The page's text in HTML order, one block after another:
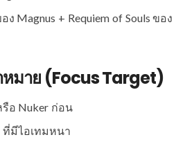
ง Magnus + Requiem of Souls ของ
หมาย (Focus Target)
รือ Nuker ก่อน
ที่มีไอเทมหนา